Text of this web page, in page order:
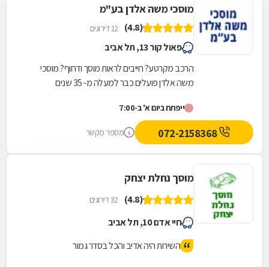
מוסכי משה אלדן בע"מ
(4.8) 12 דירוגים
פאול קור 13, תל אביב
הרכב מקרטע? חייבים לראות מוסך ודחוף? מוסכי
משה אלדן פועלים כבר למעלה מ- 35 שנים
תיהנו משירות...
ייפתח ביום א' ב-7:00
072-2158368 מספר מקשר
מוסך נחלת יצחק
(4.8) 32 דירוגים
חיי אדם 10, תל אביב
השירות היה אדיב והכל בסדר גמור